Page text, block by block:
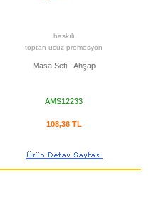
baskılı
toptan ucuz promosyon
Masa Seti - Ahşap
AMS12233
108,36 TL